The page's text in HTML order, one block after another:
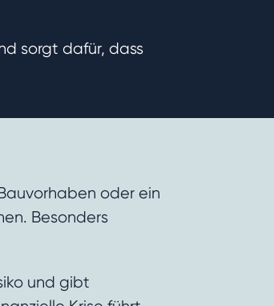
sorgt dafür, dass
oder ein
Besonders
und gibt